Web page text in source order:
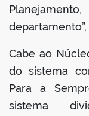
Cabe ao
do sistema
Para a
sistema